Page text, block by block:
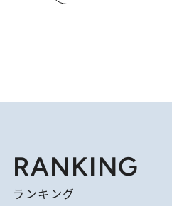
RANKING
ランキング